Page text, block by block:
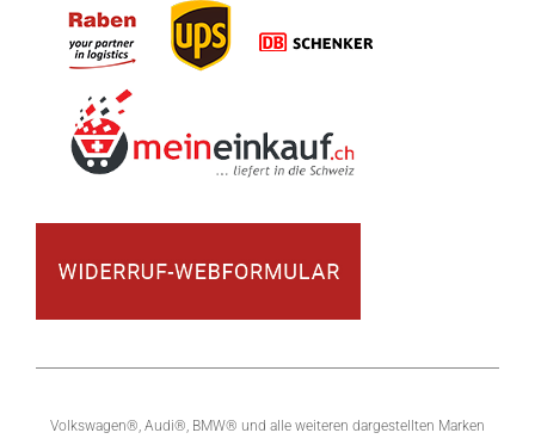
Volkswagen®, Audi®, BMW® und alle weiteren dargestellten Marken